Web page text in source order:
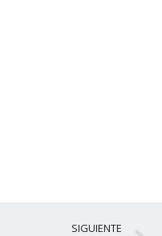
SIGUIENTE